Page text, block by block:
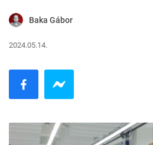
Baka Gábor
2024.05.14.